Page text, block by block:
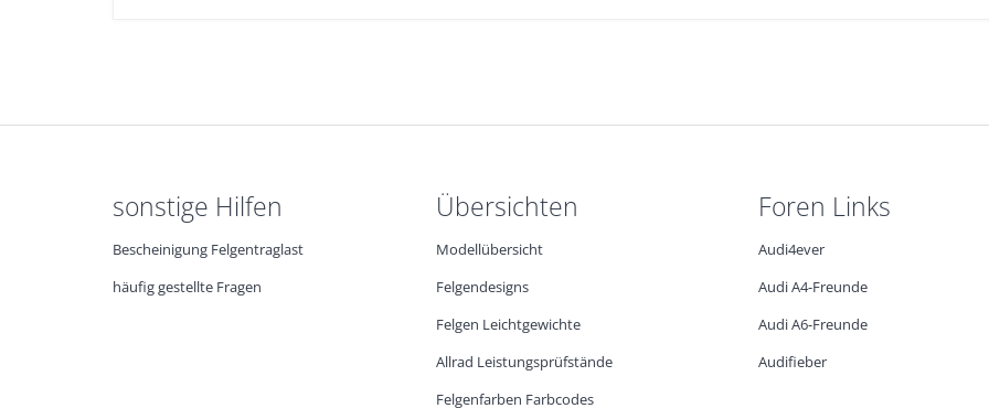
sonstige Hilfen
Bescheinigung Felgentraglast
häufig gestellte Fragen
Übersichten
Modellübersicht
Felgendesigns
Felgen Leichtgewichte
Allrad Leistungsprüfstände
Felgenfarben Farbcodes
Foren Links
Audi4ever
Audi A4-Freunde
Audi A6-Freunde
Audifieber